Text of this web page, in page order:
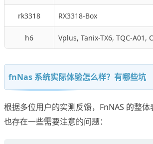
rk3318 RX3318-Box
h6 Vplus, Tanix-TX6, TQC-A01,
fnNas 系统实际体验怎么样？有哪些坑
根据多位用户的实测反馈，FnNAS 的整
也存在一些需要注意的问题：